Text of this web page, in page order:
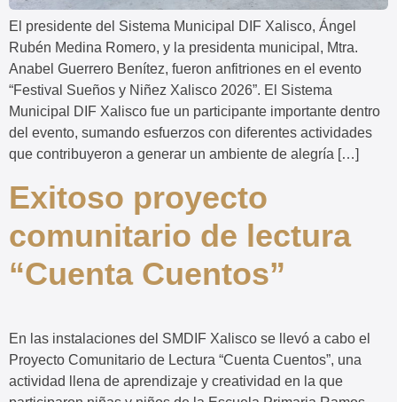
El presidente del Sistema Municipal DIF Xalisco, Ángel
Rubén Medina Romero, y la presidenta municipal, Mtra.
Anabel Guerrero Benítez, fueron anfitriones en el evento
“Festival Sueños y Niñez Xalisco 2026”. El Sistema
Municipal DIF Xalisco fue un participante importante dentro
del evento, sumando esfuerzos con diferentes actividades
que contribuyeron a generar un ambiente de alegría […]
Exitoso proyecto
comunitario de lectura
“Cuenta Cuentos”
En las instalaciones del SMDIF Xalisco se llevó a cabo el
Proyecto Comunitario de Lectura “Cuenta Cuentos”, una
actividad llena de aprendizaje y creatividad en la que